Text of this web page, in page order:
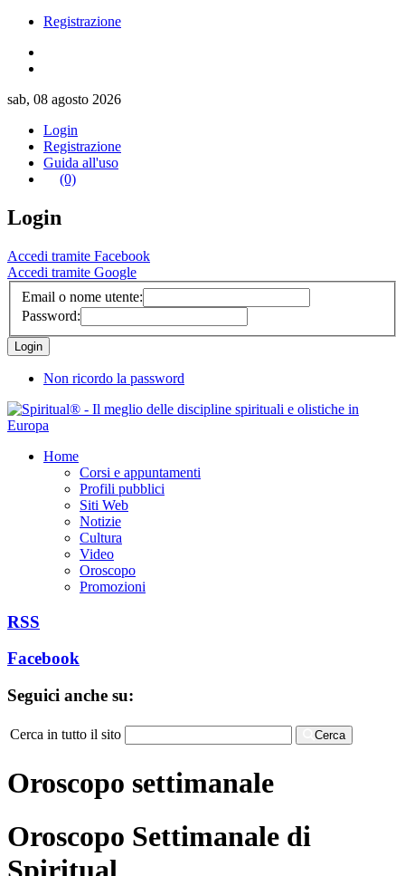
Registrazione
sab, 08 agosto 2026
Login
Registrazione
Guida all'uso
(0)
Login
Accedi tramite Facebook
Accedi tramite Google
Email o nome utente:
Password:
Non ricordo la password
Home
Corsi e appuntamenti
Profili pubblici
Siti Web
Notizie
Cultura
Video
Oroscopo
Promozioni
RSS
Facebook
Seguici anche su:
Cerca in tutto il sito Cerca
Oroscopo settimanale
Oroscopo Settimanale di
Spiritual